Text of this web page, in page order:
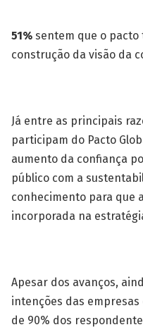
51% sentem que o
construção da visão da
Já entre as principais
participam do Pacto
aumento da confiança
público com a
conhecimento para que
incorporada na
Apesar dos avanços,
intenções das
de 90% dos